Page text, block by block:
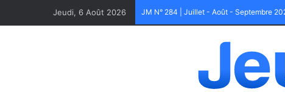
Jeudi, 6 Août 2026 JM N° 284 | Juillet - Août - Septembre